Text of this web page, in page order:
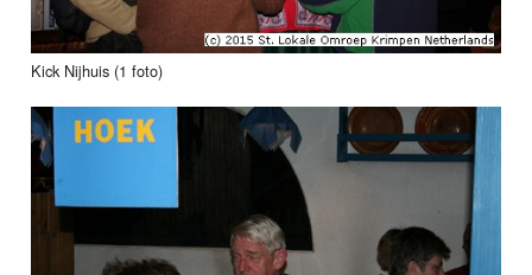
Kick Nijhuis (1 foto)